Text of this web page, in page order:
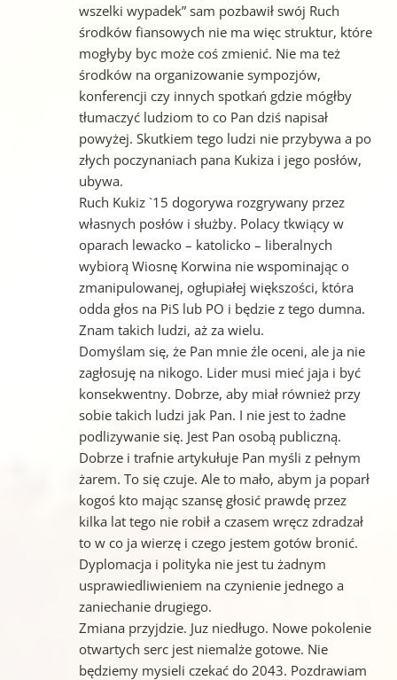
wszelki wypadek” sam pozbawił swój Ruch
środków fiansowych nie ma więc struktur, które
mogłyby byc może coś zmienić. Nie ma też
środków na organizowanie sympozjów,
konferencji czy innych spotkań gdzie mógłby
tłumaczyć ludziom to co Pan dziś napisał
powyżej. Skutkiem tego ludzi nie przybywa a po
złych poczynaniach pana Kukiza i jego posłów,
ubywa.
Ruch Kukiz `15 dogorywa rozgrywany przez
własnych posłów i służby. Polacy tkwiący w
oparach lewacko – katolicko – liberalnych
wybiorą Wiosnę Korwina nie wspominając o
zmanipulowanej, ogłupiałej większości, która
odda głos na PiS lub PO i będzie z tego dumna.
Znam takich ludzi, aż za wielu.
Domyślam się, że Pan mnie źle oceni, ale ja nie
zagłosuję na nikogo. Lider musi mieć jaja i być
konsekwentny. Dobrze, aby miał również przy
sobie takich ludzi jak Pan. I nie jest to żadne
podlizywanie się. Jest Pan osobą publiczną.
Dobrze i trafnie artykułuje Pan myśli z pełnym
żarem. To się czuje. Ale to mało, abym ja poparł
kogoś kto mając szansę głosić prawdę przez
kilka lat tego nie robił a czasem wręcz zdradzał
to w co ja wierzę i czego jestem gotów bronić.
Dyplomacja i polityka nie jest tu żadnym
usprawiedliwieniem na czynienie jednego a
zaniechanie drugiego.
Zmiana przyjdzie. Juz niedługo. Nowe pokolenie
otwartych serc jest niemalże gotowe. Nie
będziemy mysieli czekać do 2043. Pozdrawiam